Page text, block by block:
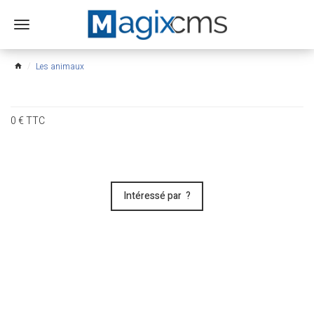
Ouvrir
menu
home Les animaux
0€TTC
Intéressé par ?